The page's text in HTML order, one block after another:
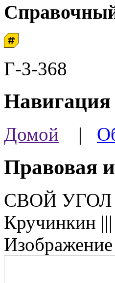
Г-3-368
Навигация
Домой |
Правовая
СВОЙ УГОЛ
Кручинкин |||